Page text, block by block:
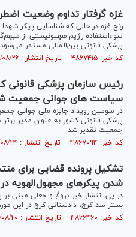
غزه گرفتار تداوم وضعیت
رنج غزه در حالی که شناسایی پیکر شهدا
سوءاستفاده رژیم صهیونیستی از
پزشکی قانونی بین‌المللی مستمر
کد خبر: ۴۸۶۷۴۱۵ تاریخ انتشار : ۱۴۰۴/۰۸/۲۶
رئیس سازمان پزشکی قانونی
سیاست های جوانی جمعیت
در سومین رویداد جایزه ملی جوانی
پزشکی قانونی کشور به عنوان مدیر
جمعیت تقدیر شد.
کد خبر: ۴۸۶۷۰۹۴ تاریخ انتشار : ۱۴۰۴/۰۸/۲۴
تشکیل پرونده قضایی برای
شدن پیکر‌های مجهول‌الهویه
در پی انتشار خبر دروغ و جعلی مبنی
بستر سد کرج، دادستانی کرج در این
کد خبر: ۴۸۶۶۴۶۰ تاریخ انتشار : ۱۴۰۴/۰۸/۲۰